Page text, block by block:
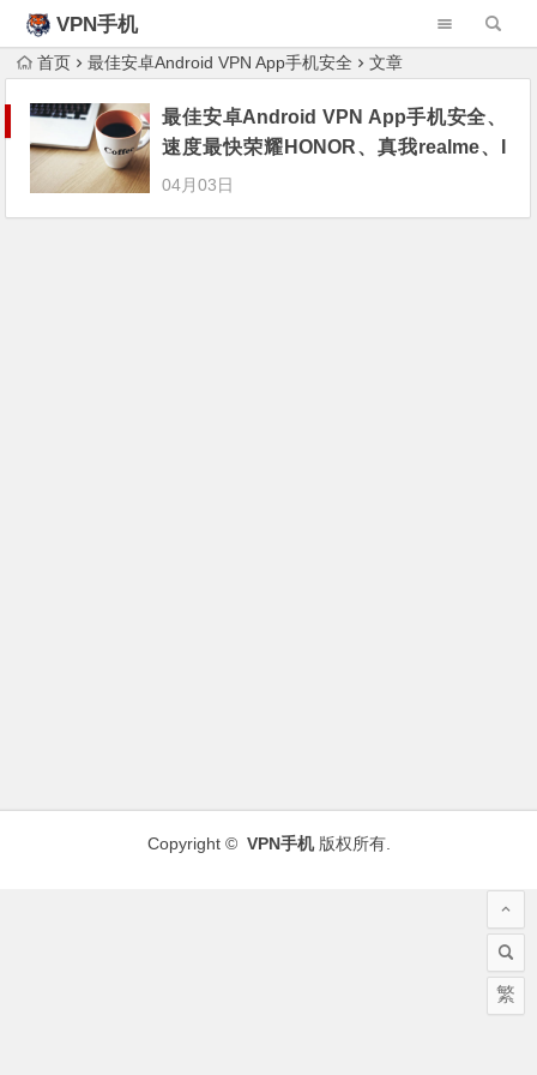
VPN手机
首页 最佳安卓Android VPN App手机安全 文章
最佳安卓Android VPN App手机安全、
速度最快荣耀HONOR、真我realme、I
QOO、一加ONEPLUS
04月03日
Copyright © VPN手机版权所有.
繁